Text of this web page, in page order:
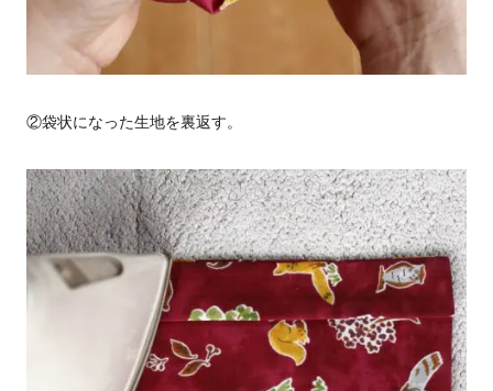
②袋状になった生地を裏返す。